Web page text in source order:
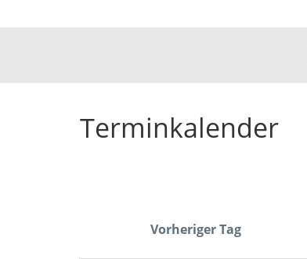
Terminkalender
Vorheriger Tag